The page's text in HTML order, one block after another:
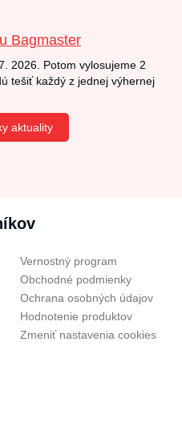
Bagmaster
2026. Potom vylosujeme 2
tešiť každý z jednej výhernej
aktuality
Vernostný program
Obchodné podmienky
Ochrana osobných údajov
Hodnotenie produktov
Zmeniť nastavenia cookies